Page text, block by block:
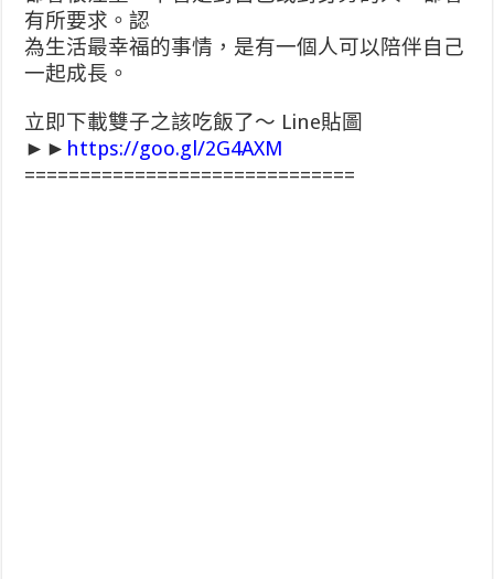
有所要求。認
為生活最幸福的事情，是有一個人可以陪伴自己
一起成長。
立即下載雙子之該吃飯了～ Line貼圖
►► https://goo.gl/2G4AXM
==============================